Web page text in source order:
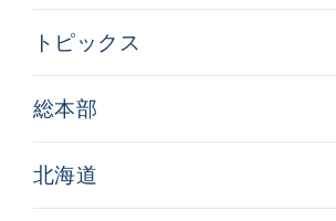
トピックス
総本部
北海道